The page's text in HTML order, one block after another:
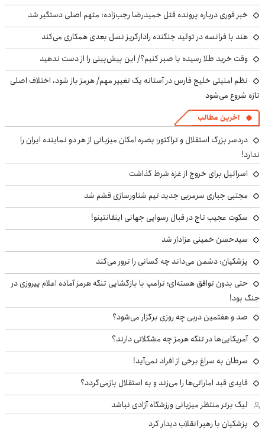
خبر فوری درباره پرونده قتل حمیدرضا رجب‌زاده: متهم اصلی دستگیر شد
هند با فرانسه در تولید جنگنده رادارگریز نسل بعدی همکاری می‌کند
وقت خرید طلا رسیده یا صبر کنیم؟/ این پیش‌بینی را از دست ندهید
نظم امنیتی خلیج فارس در آستانه یک تغییر مهم/ هرمز باز شود، اختلاف اصلی
تازه شروع می‌شود
آخرین مطالب
دردسر بزرگ استقلال و تراکتور؛ بصره امکان میزبانی از هر دو نماینده ایران را
ندارد!
اسرائیل برای خروج از غزه شرط گذاشت
مجتبی جباری سرمربی جدید تیم شناورسازی قشم شد
سکوت عجیب تاج در قبال رسوایی جهانی اینفانتینو!
سیدحسن خمینی عزادار شد
پزشکیان: دشمن می‌داند چه کسانی را ترور می‌کند
حتی بدون توافق هسته‌ای؛ ترامپ با بازگشایی تنگه هرمز آماده اعلام پیروزی در
جنگ بود!
صد و هفتمین دربی چه روزی برگزار می‌شود؟
آمریکایی‌ها در تنگه هرمز چه مشکلاتی دارند؟
سرطان به سراغ برخی از افراد نمی‌آید!
قایدی قید اماراتی‌ها را می‌زند و به استقلال بازمی‌گردد؟
لیگ برتر منتظر میزبانی ورزشگاه آزادی نباشد
پزشکیان با رهبر انقلاب دیدار کرد